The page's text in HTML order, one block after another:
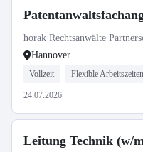
horak Rechtsanwälte
Hannover
Vollzeit Flexible Arbeitszeiten
24.07.2026
Leitung Technik (w/